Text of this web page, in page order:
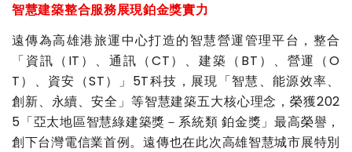
智慧建築整合服務展現鉑金獎實力
遠傳為高雄港旅運中心打造的智慧營運管理平台，整合
「資訊（IT）、通訊（CT）、建築（BT）、營運（O
T）、資安（ST）」5T科技，展現「智慧、能源效率、
創新、永續、安全」等智慧建築五大核心理念，榮獲202
5「亞太地區智慧綠建築獎－系統類 鉑金獎」最高榮譽，
創下台灣電信業首例。遠傳也在此次高雄智慧城市展特別